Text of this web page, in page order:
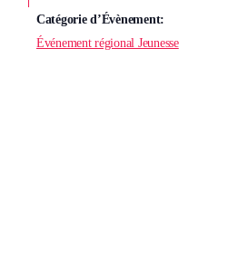
Catégorie d’Évènement:
Événement régional Jeunesse